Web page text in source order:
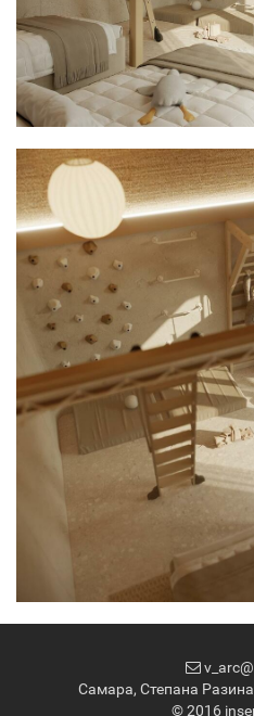
Самара, Степана
© 2016